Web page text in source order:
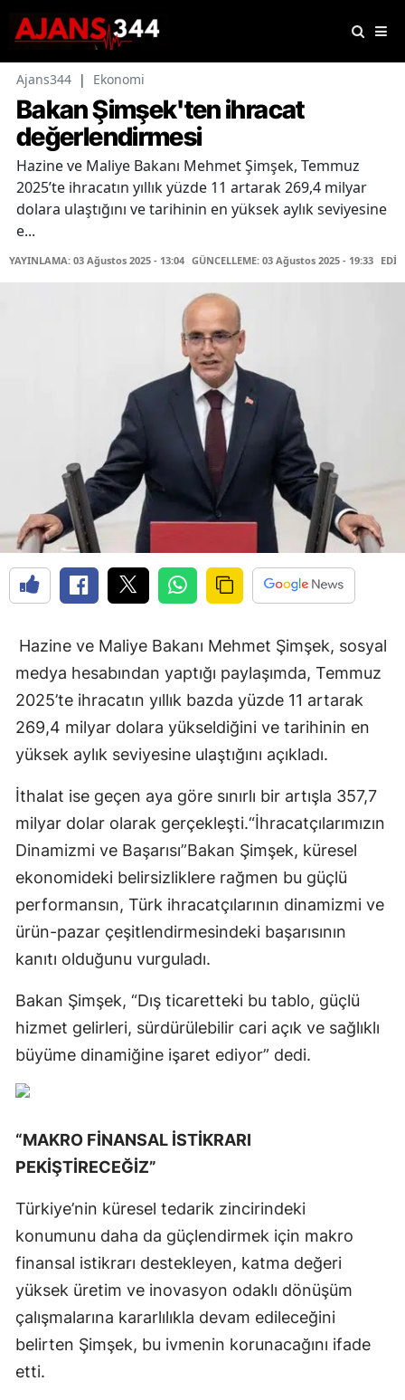
Ajans344 | Ekonomi
Bakan Şimşek'ten ihracat
değerlendirmesi
Hazine ve Maliye Bakanı Mehmet Şimşek, Temmuz
2025’te ihracatın yıllık yüzde 11 artarak 269,4 milyar
dolara ulaştığını ve tarihinin en yüksek aylık seviyesine
e...
YAYINLAMA: 03 Ağustos 2025 - 13:04 GÜNCELLEME: 03 Ağustos 2025 - 19:33
Hazine ve Maliye Bakanı Mehmet Şimşek, sosyal
medya hesabından yaptığı paylaşımda, Temmuz
2025’te ihracatın yıllık bazda yüzde 11 artarak
269,4 milyar dolara yükseldiğini ve tarihinin en
yüksek aylık seviyesine ulaştığını açıkladı.
İthalat ise geçen aya göre sınırlı bir artışla 357,7
milyar dolar olarak gerçekleşti.“İhracatçılarımızın
Dinamizmi ve Başarısı”Bakan Şimşek, küresel
ekonomideki belirsizliklere rağmen bu güçlü
performansın, Türk ihracatçılarının dinamizmi ve
ürün-pazar çeşitlendirmesindeki başarısının
kanıtı olduğunu vurguladı.
Bakan Şimşek, “Dış ticaretteki bu tablo, güçlü
hizmet gelirleri, sürdürülebilir cari açık ve sağlıklı
büyüme dinamiğine işaret ediyor” dedi.
“MAKRO FİNANSAL İSTİKRARI
PEKİŞTİRECEĞİZ”
Türkiye’nin küresel tedarik zincirindeki
konumunu daha da güçlendirmek için makro
finansal istikrarı destekleyen, katma değeri
yüksek üretim ve inovasyon odaklı dönüşüm
çalışmalarına kararlılıkla devam edileceğini
belirten Şimşek, bu ivmenin korunacağını ifade
etti.